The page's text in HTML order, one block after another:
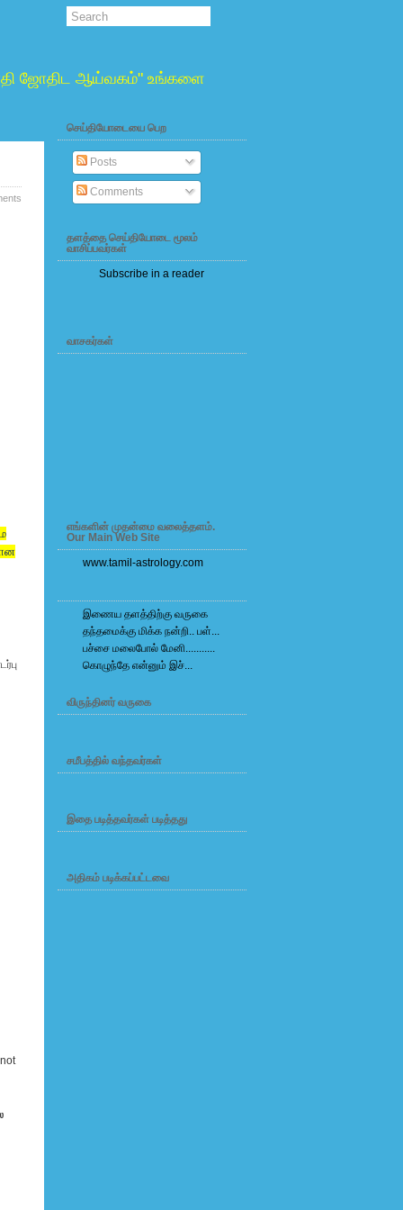
ஜோதிட ஆய்வகம்" உங்களை
செய்தியோடையை பெற
Posts
Comments
தளத்தை செய்தியோடை மூலம்
வாசிப்பவர்கள்
Subscribe in a reader
வாசகர்கள்
எங்களின் முதன்மை வலைத்தளம்.
Our Main Web Site
www.tamil-astrology.com
இணைய தளத்திற்கு வருகை
தந்தமைக்கு மிக்க நன்றி.. பள்...
பச்சை மலைபோல் மேனி...........
கொழுந்தே என்னும் இச்...
விருந்தினர் வருகை
சமீபத்தில் வந்தவர்கள்
இதை படித்தவர்கள் படித்தது
அதிகம் படிக்கப்பட்டவை